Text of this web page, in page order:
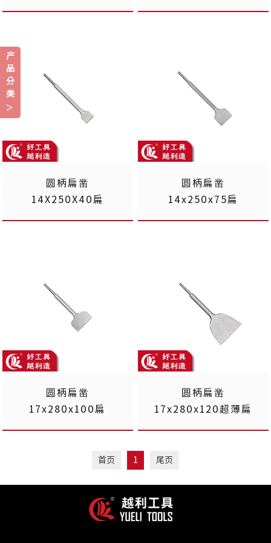
产
品
分
类
圆柄扁凿
14X250X40扁
圆柄扁凿
14x250x75扁
圆柄扁凿
17x280x100扁
圆柄扁凿
17x280x120超薄扁
首页 1 尾页